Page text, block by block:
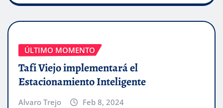
ÚLTIMO MOMENTO
Tafí Viejo implementará el
Estacionamiento Inteligente
Alvaro Trejo Feb 8, 2024